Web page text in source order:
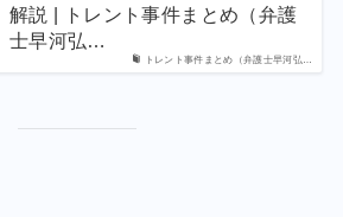
トレント事件まとめ（弁護士早河弘…
解説 | トレント事件まとめ（弁護
士早河弘…